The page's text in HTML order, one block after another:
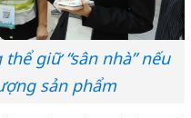
giữ “sân nhà” nếu
sản phẩm